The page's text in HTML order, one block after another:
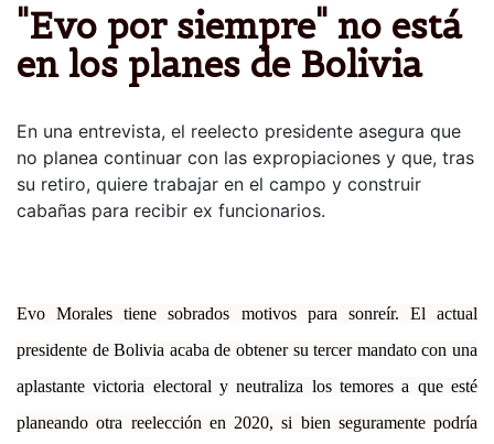
"Evo por siempre" no está
en los planes de Bolivia
En una entrevista, el reelecto presidente asegura que
no planea continuar con las expropiaciones y que, tras
su retiro, quiere trabajar en el campo y construir
cabañas para recibir ex funcionarios.
Evo Morales tiene sobrados motivos para sonreír. El actual
presidente de Bolivia acaba de obtener su tercer mandato con una
aplastante victoria electoral y neutraliza los temores a que esté
planeando otra reelección en 2020, si bien seguramente podría